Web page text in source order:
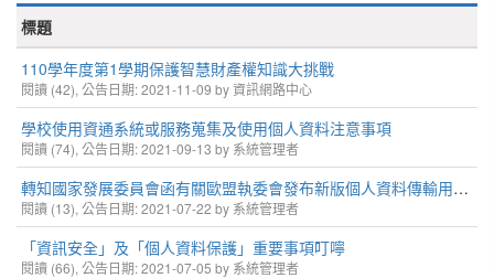
標題
110學年度第1學期保護智慧財產權知識大挑戰
閱讀 (42), 公告日期: 2021-11-09 by 資訊網路中心
學校使用資通系統或服務蒐集及使用個人資料注意事項
閱讀 (74), 公告日期: 2021-09-13 by 系統管理者
轉知國家發展委員會函有關歐盟執委會發布新版個人資料傳輸用「標準個資保護契約條款」及新聞稿事宜，請查照。
閱讀 (13), 公告日期: 2021-07-22 by 系統管理者
「資訊安全」及「個人資料保護」重要事項叮嚀
閱讀 (66), 公告日期: 2021-07-05 by 系統管理者